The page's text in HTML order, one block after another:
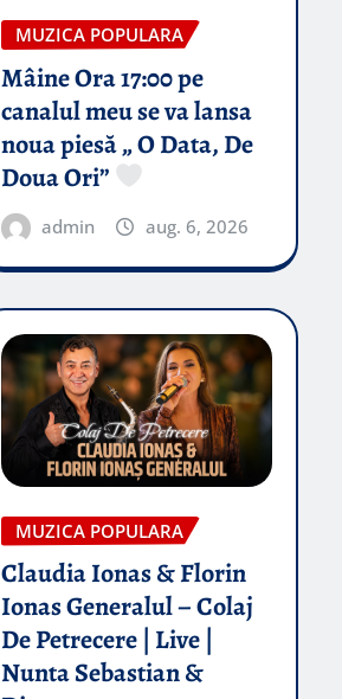
MUZICA POPULARA
Mâine Ora 17:00 pe
canalul meu se va lansa
noua piesă „ O Data, De
Doua Ori”
admin aug. 6, 2026
MUZICA POPULARA
Claudia Ionas & Florin
Ionas Generalul – Colaj
De Petrecere | Live |
Nunta Sebastian &